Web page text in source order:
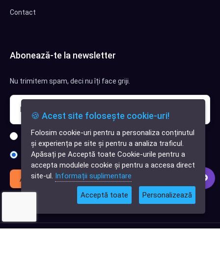
✕
Cauți o aplicație
software?
Contact
Abonează-te la newsletter
Nu trimitem spam, deci nu îți face griji.
Sunt interesat de clienți pentru compania mea IT
Sunt interesat de achiziții software
Abonează-te
🍪 Acest site folosește cookie-uri!
Folosim cookie-uri pentru a personaliza conținutul
și experiența pe site și pentru a analiza traficul.
Apăsați pe Acceptă toate Cookie-urile pentru a
accepta modulele cookie și pentru a accesa direct
site-ul. Informații suplimentare
Acceptă toate Personalizează